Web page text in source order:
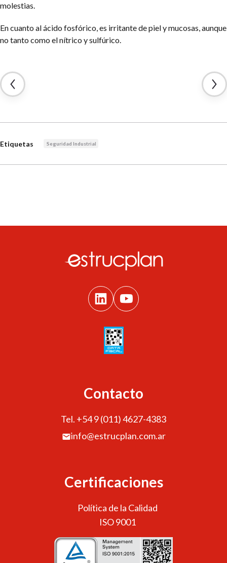
molestias.
En cuanto al ácido fosfórico, es irritante de piel y mucosas, aunque
no tanto como el nítrico y sulfúrico.
Etiquetas Seguridad Industrial
Contacto
Tel. +54 9 (011) 4627-4383
info@estrucplan.com.ar
Certificaciones
Política de la Calidad
ISO 9001